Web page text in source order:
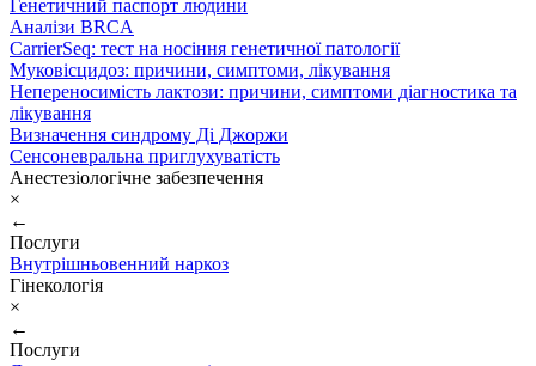
Генетичний паспорт людини
Аналізи BRCA
CarrierSeq: тест на носіння генетичної патології
Муковісцидоз: причини, симптоми, лікування
Непереносимість лактози: причини, симптоми діагностика та
лікування
Визначення синдрому Ді Джоржи
Сенсоневральна приглухуватість
Анестезіологічне забезпечення
×
←
Послуги
Внутрішньовенний наркоз
Гінекологія
×
←
Послуги